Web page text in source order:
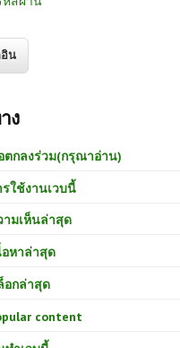
ง
ตกลงร่วม(กรุณาอ่าน)
รใช้งานเวบนี้
ามเห็นล่าสุด
อหาล่าสุด
อกล่าสุด
content